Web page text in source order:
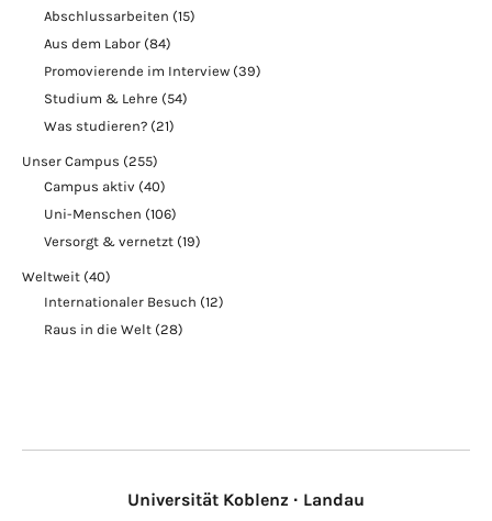
Abschlussarbeiten (15)
Aus dem Labor (84)
Promovierende im Interview (39)
Studium & Lehre (54)
Was studieren? (21)
Unser Campus (255)
Campus aktiv (40)
Uni-Menschen (106)
Versorgt & vernetzt (19)
Weltweit (40)
Internationaler Besuch (12)
Raus in die Welt (28)
Universität Koblenz · Landau